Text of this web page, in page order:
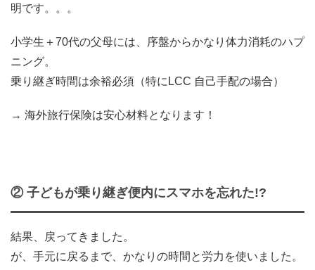
明です。。。
小学生＋70代の父母には、序盤からかなり体力消耗のハプ
ニング。
乗り継ぎ時間は余裕必須（特にLCC 自己手配の場合）
→ 海外旅行保険は安心材料となります！
② 子どもが乗り継ぎ便内にスマホを忘れた!?
結果、戻ってきました。
が、手元に戻るまで、かなりの時間と労力を使いました。